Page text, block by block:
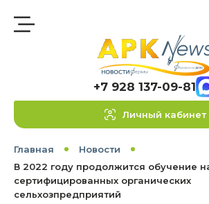
+7 928 137-09-81
Личный кабинет
Главная
Новости
В 2022 году продолжится обучение
сертифицированных органических
сельхозпредприятий